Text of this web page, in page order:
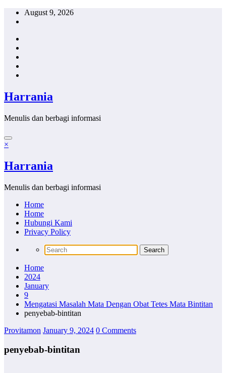
Skip
August 9, 2026
Harrania
Menulis dan berbagi informasi
×
Harrania
Menulis dan berbagi informasi
Home
Home
Hubungi Kami
Privacy Policy
Home
2024
January
9
Mengatasi Masalah Mata Dengan Obat Tetes Mata Bintitan
penyebab-bintitan
Provitamon January 9, 2024 0 Comments
penyebab-bintitan